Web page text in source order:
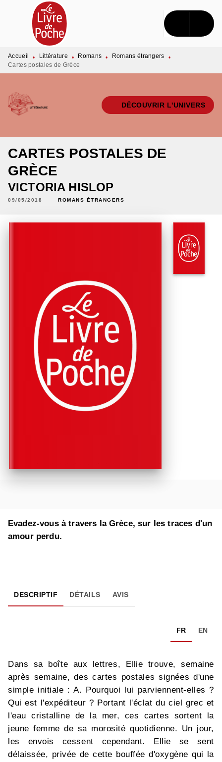
MENU RECHERCHE CONTENU
PIED DE PAGE
Accueil • Littérature • Romans • Romans étrangers
•
Cartes postales de Grèce
DÉCOUVRIR L'UNIVERS
CARTES POSTALES DE
GRÈCE
VICTORIA HISLOP
09/05/2018 ROMANS ÉTRANGERS
Evadez-vous à travers la Grèce, sur les traces d'un
amour perdu.
DESCRIPTIF DÉTAILS AVIS
FR EN
Dans sa boîte aux lettres, Ellie trouve, semaine
après semaine, des cartes postales signées d'une
simple initiale : A. Pourquoi lui parviennent-elles ?
Qui est l'expéditeur ? Portant l'éclat du ciel grec et
l'eau cristalline de la mer, ces cartes sortent la
jeune femme de sa morosité quotidienne. Un jour,
les envois cessent cependant. Ellie se sent
délaissée, privée de cette bouffée d'oxygène qui la